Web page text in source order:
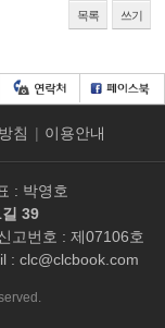
목록 쓰기
침 | 이용안내
: 박영호
39
고번호 : 제07106호
: clc@clcbook.com